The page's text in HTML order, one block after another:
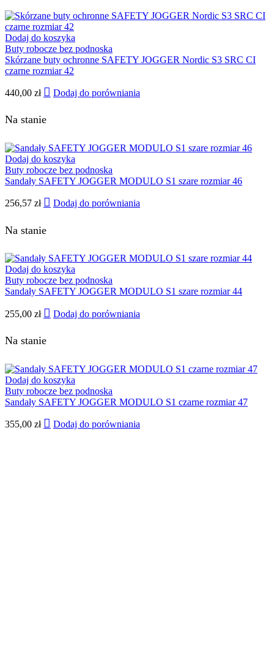
Dodaj do koszyka
Buty robocze bez podnoska
Skórzane buty ochronne SAFETY JOGGER Nordic S3 SRC CI
czarne rozmiar 42
440,00 zł Dodaj do porówniania
Na stanie
Dodaj do koszyka
Buty robocze bez podnoska
Sandały SAFETY JOGGER MODULO S1 szare rozmiar 46
256,57 zł Dodaj do porówniania
Na stanie
Dodaj do koszyka
Buty robocze bez podnoska
Sandały SAFETY JOGGER MODULO S1 szare rozmiar 44
255,00 zł Dodaj do porówniania
Na stanie
Dodaj do koszyka
Buty robocze bez podnoska
Sandały SAFETY JOGGER MODULO S1 czarne rozmiar 47
355,00 zł Dodaj do porówniania